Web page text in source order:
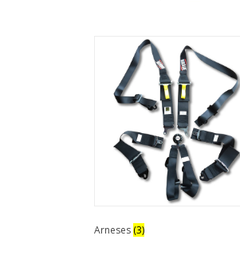
Arneses (3)